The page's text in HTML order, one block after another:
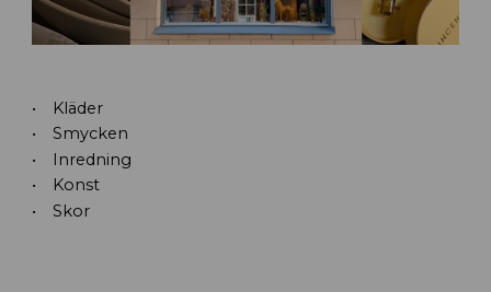
Kläder
Smycken
Inredning
Konst
Skor